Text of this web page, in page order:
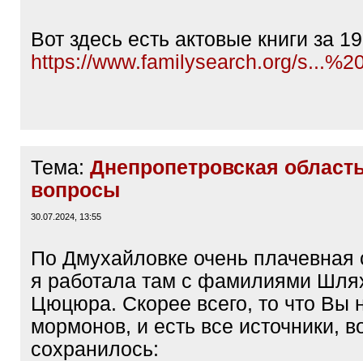
Вот здесь есть актовые книги за
https://www.familysearch.org/
Тема: Днепропетровская
вопросы
30.07.2024, 13:55
По Дмухайловке очень плачевная
я работала там с фамилиями
Цюцюра. Скорее всего, то что Вы
мормонов, и есть все источники,
сохранилось: